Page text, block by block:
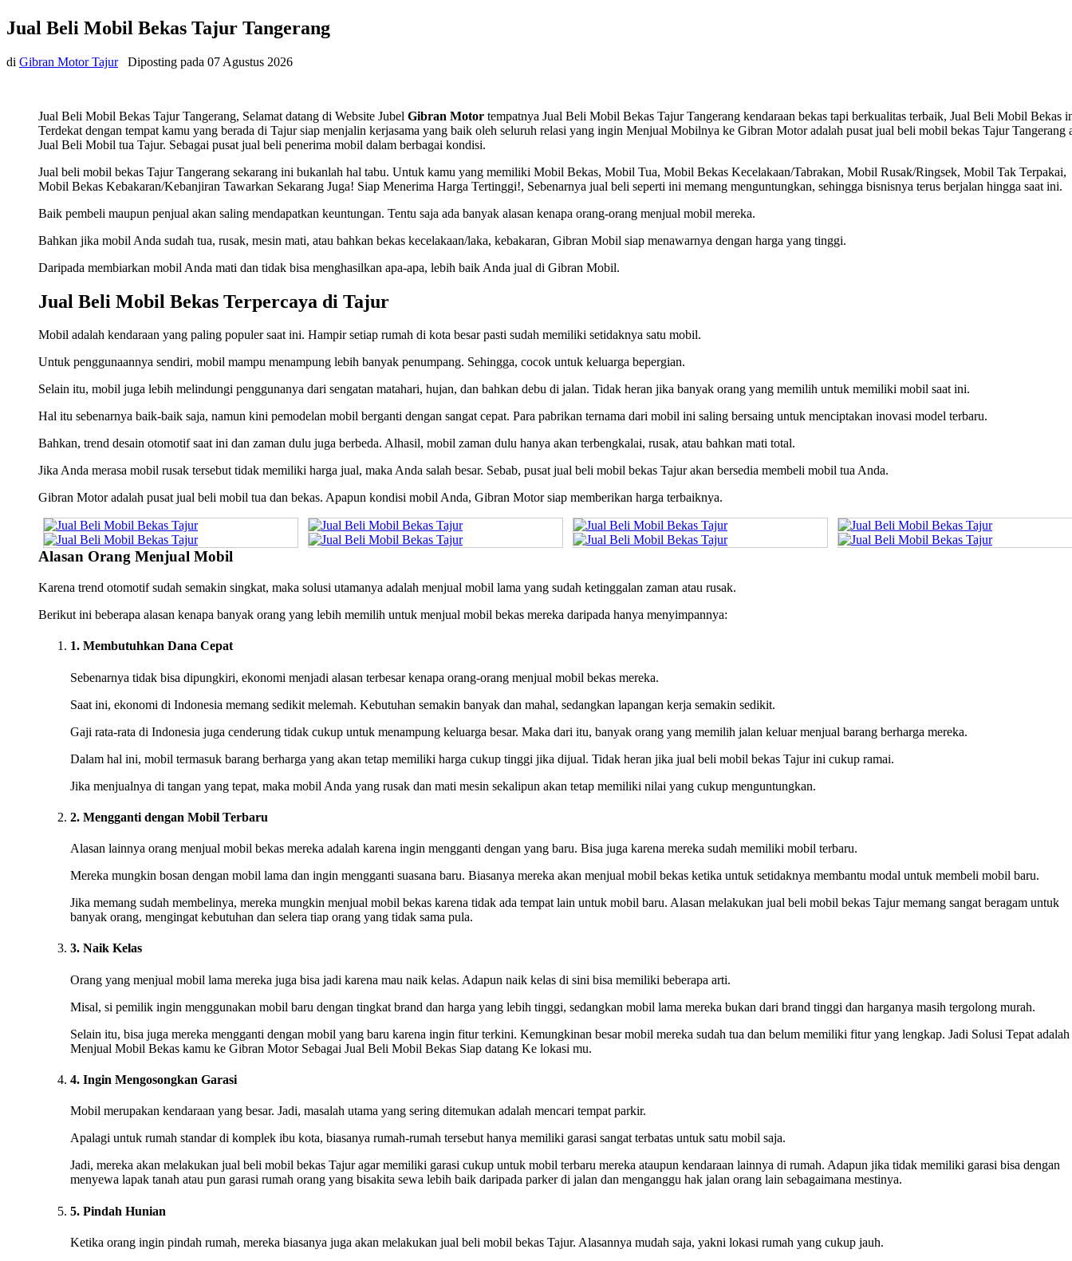
Jual Beli Mobil Bekas Tajur Tangerang
di Gibran Motor Tajur Diposting pada 07 Agustus 2026
Jual Beli Mobil Bekas Tajur Tangerang, Selamat datang di Website Jubel Gibran Motor tempatnya Jual Beli Mobil Bekas Tajur Tangerang kendaraan bekas tapi berkualitas terbaik, Jual Beli Mobil Bekas
Terdekat dengan tempat kamu yang berada di Tajur siap menjalin kerjasama yang baik oleh seluruh relasi yang ingin Menjual Mobilnya ke Gibran Motor adalah pusat jual beli mobil bekas Tajur Tangerang
Jual Beli Mobil tua Tajur. Sebagai pusat jual beli penerima mobil dalam berbagai kondisi.
Jual beli mobil bekas Tajur Tangerang sekarang ini bukanlah hal tabu. Untuk kamu yang memiliki Mobil Bekas, Mobil Tua, Mobil Bekas Kecelakaan/Tabrakan, Mobil Rusak/Ringsek, Mobil Tak Terpakai,
Mobil Bekas Kebakaran/Kebanjiran Tawarkan Sekarang Juga! Siap Menerima Harga Tertinggi!, Sebenarnya jual beli seperti ini memang menguntungkan, sehingga bisnisnya terus berjalan hingga saat ini.
Baik pembeli maupun penjual akan saling mendapatkan keuntungan. Tentu saja ada banyak alasan kenapa orang-orang menjual mobil mereka.
Bahkan jika mobil Anda sudah tua, rusak, mesin mati, atau bahkan bekas kecelakaan/laka, kebakaran, Gibran Mobil siap menawarnya dengan harga yang tinggi.
Daripada membiarkan mobil Anda mati dan tidak bisa menghasilkan apa-apa, lebih baik Anda jual di Gibran Mobil.
Jual Beli Mobil Bekas Terpercaya di Tajur
Mobil adalah kendaraan yang paling populer saat ini. Hampir setiap rumah di kota besar pasti sudah memiliki setidaknya satu mobil.
Untuk penggunaannya sendiri, mobil mampu menampung lebih banyak penumpang. Sehingga, cocok untuk keluarga bepergian.
Selain itu, mobil juga lebih melindungi penggunanya dari sengatan matahari, hujan, dan bahkan debu di jalan. Tidak heran jika banyak orang yang memilih untuk memiliki mobil saat ini.
Hal itu sebenarnya baik-baik saja, namun kini pemodelan mobil berganti dengan sangat cepat. Para pabrikan ternama dari mobil ini saling bersaing untuk menciptakan inovasi model terbaru.
Bahkan, trend desain otomotif saat ini dan zaman dulu juga berbeda. Alhasil, mobil zaman dulu hanya akan terbengkalai, rusak, atau bahkan mati total.
Jika Anda merasa mobil rusak tersebut tidak memiliki harga jual, maka Anda salah besar. Sebab, pusat jual beli mobil bekas Tajur akan bersedia membeli mobil tua Anda.
Gibran Motor adalah pusat jual beli mobil tua dan bekas. Apapun kondisi mobil Anda, Gibran Motor siap memberikan harga terbaiknya.
Alasan Orang Menjual Mobil
Karena trend otomotif sudah semakin singkat, maka solusi utamanya adalah menjual mobil lama yang sudah ketinggalan zaman atau rusak.
Berikut ini beberapa alasan kenapa banyak orang yang lebih memilih untuk menjual mobil bekas mereka daripada hanya menyimpannya:
1. Membutuhkan Dana Cepat
Sebenarnya tidak bisa dipungkiri, ekonomi menjadi alasan terbesar kenapa orang-orang menjual mobil bekas mereka.
Saat ini, ekonomi di Indonesia memang sedikit melemah. Kebutuhan semakin banyak dan mahal, sedangkan lapangan kerja semakin sedikit.
Gaji rata-rata di Indonesia juga cenderung tidak cukup untuk menampung keluarga besar. Maka dari itu, banyak orang yang memilih jalan keluar menjual barang berharga mereka.
Dalam hal ini, mobil termasuk barang berharga yang akan tetap memiliki harga cukup tinggi jika dijual. Tidak heran jika jual beli mobil bekas Tajur ini cukup ramai.
Jika menjualnya di tangan yang tepat, maka mobil Anda yang rusak dan mati mesin sekalipun akan tetap memiliki nilai yang cukup menguntungkan.
2. Mengganti dengan Mobil Terbaru
Alasan lainnya orang menjual mobil bekas mereka adalah karena ingin mengganti dengan yang baru. Bisa juga karena mereka sudah memiliki mobil terbaru.
Mereka mungkin bosan dengan mobil lama dan ingin mengganti suasana baru. Biasanya mereka akan menjual mobil bekas ketika untuk setidaknya membantu modal untuk membeli mobil baru.
Jika memang sudah membelinya, mereka mungkin menjual mobil bekas karena tidak ada tempat lain untuk mobil baru. Alasan melakukan jual beli mobil bekas Tajur memang sangat beragam untuk
banyak orang, mengingat kebutuhan dan selera tiap orang yang tidak sama pula.
3. Naik Kelas
Orang yang menjual mobil lama mereka juga bisa jadi karena mau naik kelas. Adapun naik kelas di sini bisa memiliki beberapa arti.
Misal, si pemilik ingin menggunakan mobil baru dengan tingkat brand dan harga yang lebih tinggi, sedangkan mobil lama mereka bukan dari brand tinggi dan harganya masih tergolong murah.
Selain itu, bisa juga mereka mengganti dengan mobil yang baru karena ingin fitur terkini. Kemungkinan besar mobil mereka sudah tua dan belum memiliki fitur yang lengkap. Jadi Solusi Tepat adalah
Menjual Mobil Bekas kamu ke Gibran Motor Sebagai Jual Beli Mobil Bekas Siap datang Ke lokasi mu.
4. Ingin Mengosongkan Garasi
Mobil merupakan kendaraan yang besar. Jadi, masalah utama yang sering ditemukan adalah mencari tempat parkir.
Apalagi untuk rumah standar di komplek ibu kota, biasanya rumah-rumah tersebut hanya memiliki garasi sangat terbatas untuk satu mobil saja.
Jadi, mereka akan melakukan jual beli mobil bekas Tajur agar memiliki garasi cukup untuk mobil terbaru mereka ataupun kendaraan lainnya di rumah. Adapun jika tidak memiliki garasi bisa dengan
menyewa lapak tanah atau pun garasi rumah orang yang bisakita sewa lebih baik daripada parker di jalan dan menganggu hak jalan orang lain sebagaimana mestinya.
5. Pindah Hunian
Ketika orang ingin pindah rumah, mereka biasanya juga akan melakukan jual beli mobil bekas Tajur. Alasannya mudah saja, yakni lokasi rumah yang cukup jauh.